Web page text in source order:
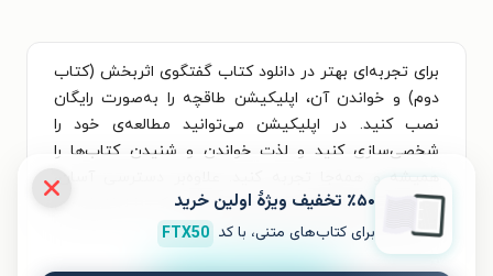
برای تجربه‌ای بهتر در دانلود کتاب گفتگوی اثربخش (کتاب
دوم) و خواندن آن، اپلیکیشن طاقچه را به‌صورت رایگان
نصب کنید. در اپلیکیشن می‌توانید مطالعه‌ی خود را
شخصی‌سازی کنید و لذت خواندن و شنیدن کتاب‌ها را
همیشه و همه‌جا تجربه کنید. علاوه‌بر دسترسی آسان،
امکان خرید هزاران کتاب صوتی و الکترونیکی با تخفیف‌های
ویژه و بهترین قیمت هم فراهم است.
٪۵۰ تخفیف ویژۀ اولین خرید
برای کتاب‌های متنی، با کد FTX50